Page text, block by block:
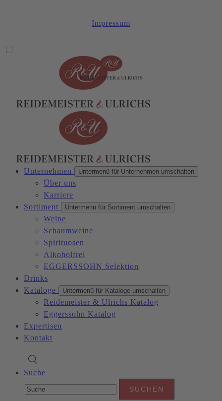
Impressum
Unternehmen Untermenü für Unternehmen umschalten
Über uns
Karriere
Sortiment
Untermenü für Sortiment umschalten
Weine
Schaumweine
Spirituosen
Alkoholfrei
EGGERSSOHN Selektion
Drinks
Kataloge
Untermenü für Kataloge umschalten
Reidemeister & Ulrichs Katalog
Eggerssohn Katalog
Expertisen
Kontakt
Suche